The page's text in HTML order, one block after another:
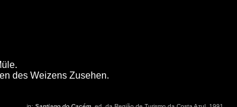
des Weizens Zusehen.